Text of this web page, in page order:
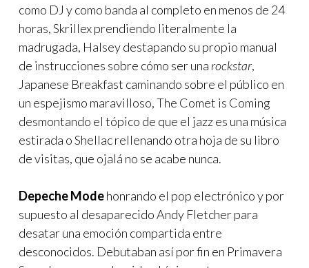
como DJ y como banda al completo en menos de 24
horas, Skrillex prendiendo literalmente la
madrugada, Halsey destapando su propio manual
de instrucciones sobre cómo ser una rockstar,
Japanese Breakfast caminando sobre el público en
un espejismo maravilloso, The Comet is Coming
desmontando el tópico de que el jazz es una música
estirada o Shellac rellenando otra hoja de su libro
de visitas, que ojalá no se acabe nunca.
Depeche Modehonrando el pop electrónico y por
supuesto al desaparecido Andy Fletcher para
desatar una emoción compartida entre
desconocidos. Debutaban así por fin en Primavera